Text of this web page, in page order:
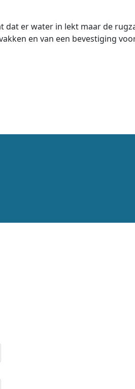
dat er water in lekt maar de
en van een bevestiging